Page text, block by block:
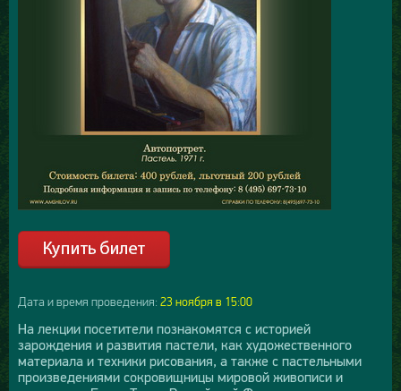
Дата и время проведения: 23 ноября в 15:00
На лекции посетители познакомятся с историей
зарождения и развития пастели, как художественного
материала и техники рисования, а также с пастельными
произведениями сокровищницы мировой живописи и